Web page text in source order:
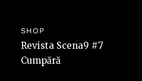
SHOP
Revista Scena9 #7
Cumpără